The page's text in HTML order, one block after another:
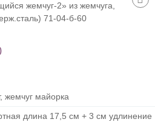
жемчуг майорка
длина 17,5 см + 3 см удлинение